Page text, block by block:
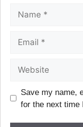
Save my name,
for the next time